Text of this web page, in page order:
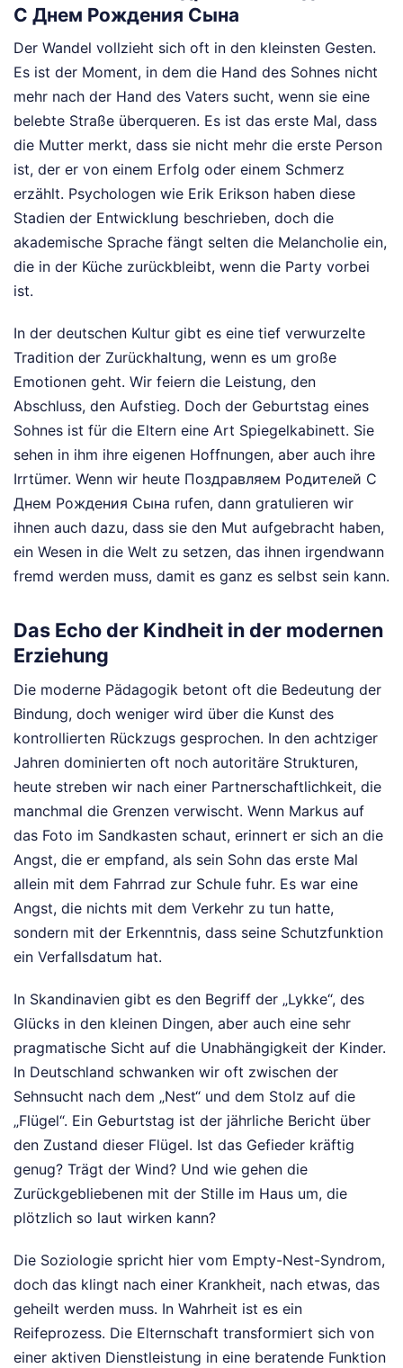
С Днем Рождения Сына
Der Wandel vollzieht sich oft in den kleinsten Gesten.
Es ist der Moment, in dem die Hand des Sohnes nicht
mehr nach der Hand des Vaters sucht, wenn sie eine
belebte Straße überqueren. Es ist das erste Mal, dass
die Mutter merkt, dass sie nicht mehr die erste Person
ist, der er von einem Erfolg oder einem Schmerz
erzählt. Psychologen wie Erik Erikson haben diese
Stadien der Entwicklung beschrieben, doch die
akademische Sprache fängt selten die Melancholie ein,
die in der Küche zurückbleibt, wenn die Party vorbei
ist.
In der deutschen Kultur gibt es eine tief verwurzelte
Tradition der Zurückhaltung, wenn es um große
Emotionen geht. Wir feiern die Leistung, den
Abschluss, den Aufstieg. Doch der Geburtstag eines
Sohnes ist für die Eltern eine Art Spiegelkabinett. Sie
sehen in ihm ihre eigenen Hoffnungen, aber auch ihre
Irrtümer. Wenn wir heute Поздравляем Родителей С
Днем Рождения Сына rufen, dann gratulieren wir
ihnen auch dazu, dass sie den Mut aufgebracht haben,
ein Wesen in die Welt zu setzen, das ihnen irgendwann
fremd werden muss, damit es ganz es selbst sein kann.
Das Echo der Kindheit in der modernen
Erziehung
Die moderne Pädagogik betont oft die Bedeutung der
Bindung, doch weniger wird über die Kunst des
kontrollierten Rückzugs gesprochen. In den achtziger
Jahren dominierten oft noch autoritäre Strukturen,
heute streben wir nach einer Partnerschaftlichkeit, die
manchmal die Grenzen verwischt. Wenn Markus auf
das Foto im Sandkasten schaut, erinnert er sich an die
Angst, die er empfand, als sein Sohn das erste Mal
allein mit dem Fahrrad zur Schule fuhr. Es war eine
Angst, die nichts mit dem Verkehr zu tun hatte,
sondern mit der Erkenntnis, dass seine Schutzfunktion
ein Verfallsdatum hat.
In Skandinavien gibt es den Begriff der „Lykke“, des
Glücks in den kleinen Dingen, aber auch eine sehr
pragmatische Sicht auf die Unabhängigkeit der Kinder.
In Deutschland schwanken wir oft zwischen der
Sehnsucht nach dem „Nest“ und dem Stolz auf die
„Flügel“. Ein Geburtstag ist der jährliche Bericht über
den Zustand dieser Flügel. Ist das Gefieder kräftig
genug? Trägt der Wind? Und wie gehen die
Zurückgebliebenen mit der Stille im Haus um, die
plötzlich so laut wirken kann?
Die Soziologie spricht hier vom Empty-Nest-Syndrom,
doch das klingt nach einer Krankheit, nach etwas, das
geheilt werden muss. In Wahrheit ist es ein
Reifeprozess. Die Elternschaft transformiert sich von
einer aktiven Dienstleistung in eine beratende Funktion